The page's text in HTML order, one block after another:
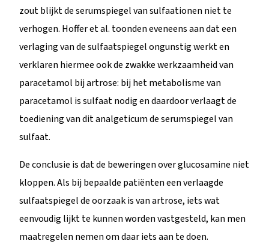
zout blijkt de serumspiegel van sulfaationen niet te
verhogen. Hoffer et al. toonden eveneens aan dat een
verlaging van de sulfaatspiegel ongunstig werkt en
verklaren hiermee ook de zwakke werkzaamheid van
paracetamol bij artrose: bij het metabolisme van
paracetamol is sulfaat nodig en daardoor verlaagt de
toediening van dit analgeticum de serumspiegel van
sulfaat.
De conclusie is dat de beweringen over glucosamine niet
kloppen. Als bij bepaalde patiënten een verlaagde
sulfaatspiegel de oorzaak is van artrose, iets wat
eenvoudig lijkt te kunnen worden vastgesteld, kan men
maatregelen nemen om daar iets aan te doen.